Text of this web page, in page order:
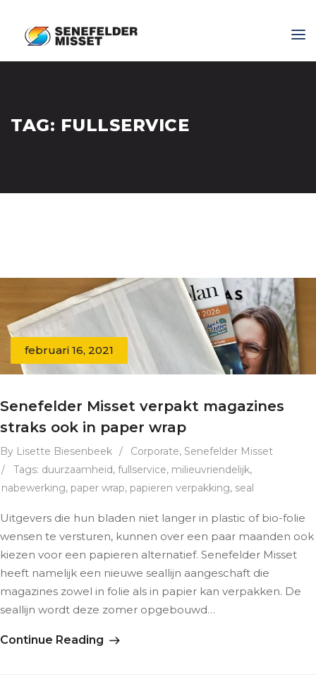
TAG: FULLSERVICE
februari 16, 2021
Senefelder Misset verpakt magazines
straks ook in paper wrap
By Lisette Biesenbeek / Corporate, Senefelder Misset
/
Tags: duurzaamheid, fullservice, milieuvriendelijk,
nabewerking, paper wrap, papieren verpakking, seal
Uitgevers die hun bladen niet langer in plastic of bio-folie
wensen te versturen, kunnen over een paar maanden ook
kiezen voor een papieren alternatief. Senefelder Misset
heeft namelijk een nieuwe seallijn aangeschaft die
magazines zowel in folie als in papier kan verpakken. De
seallijn wordt deze zomer opgebouwd…
Continue Reading